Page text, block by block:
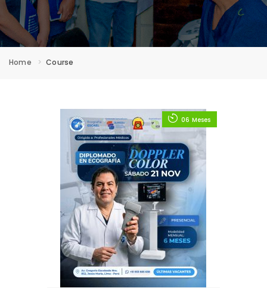
Home Course
06 Meses